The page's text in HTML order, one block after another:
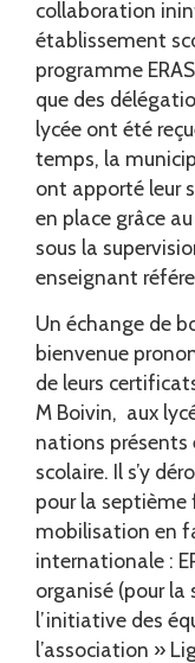
collaboration
établissement
programme
que des
lycée ont été
temps, la
ont apporté leur
en place grâce
sous la
enseignant
Un échange de
bienvenue
de leurs
M Boivin, aux
nations
scolaire. Il s’y
pour la septième
mobilisation en
internationale :
organisé (pour
l’initiative des
l’association »